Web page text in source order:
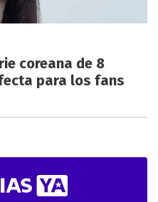
coreana de 8
para los fans